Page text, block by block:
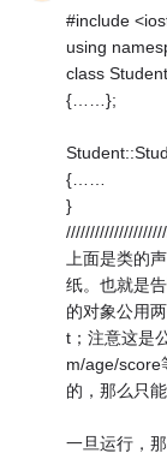
#include
using
class Student
{……};
{……
}
上面是类的
纸。也就是
的对象公用
t；注意这是
m/age/score
的，那么只
一旦运行，